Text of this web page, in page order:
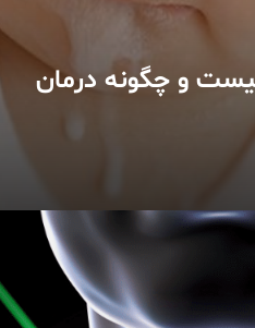
و چگونه درمان